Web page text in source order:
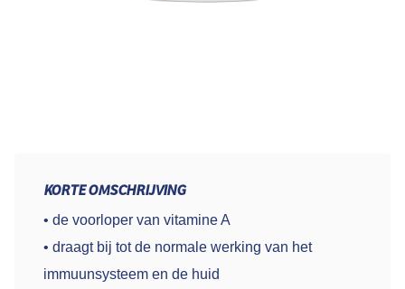
KORTE OMSCHRIJVING
• de voorloper van vitamine A
• draagt bij tot de normale werking van het
immuunsysteem en de huid